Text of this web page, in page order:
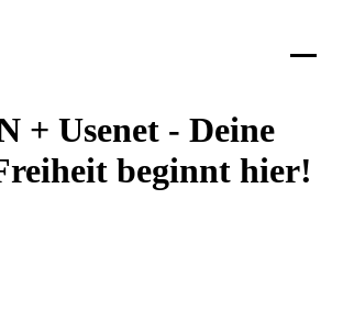
+ Usenet - Deine
beginnt hier!